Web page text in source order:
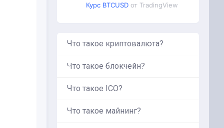
Курс BTCUSD от TradingView
Что такое криптовалюта?
Что такое блокчейн?
Что такое ICO?
Что такое майнинг?